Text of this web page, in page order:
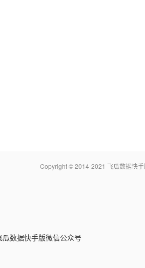
Copyright © 2014-2021 飞瓜数据快
瓜数据快手版微信公众号